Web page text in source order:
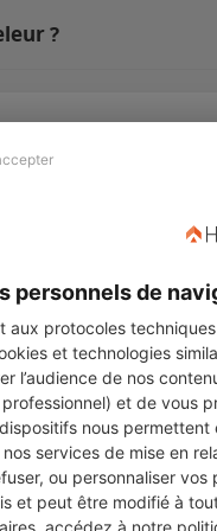
personnels de
aux protocoles
et technologies
l’audience de nos
et de vous
nous
services de mise en
ou personnaliser
et peut être modifié à
accédez à notre
?
Revue de